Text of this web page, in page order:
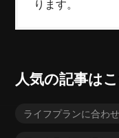
ります。
人気の記事は
ライフプランに合わ